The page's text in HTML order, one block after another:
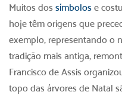
Muitos dos símbolos e
hoje têm origens que
exemplo, representando o
tradição mais antiga,
Francisco de Assis
topo das árvores de Natal